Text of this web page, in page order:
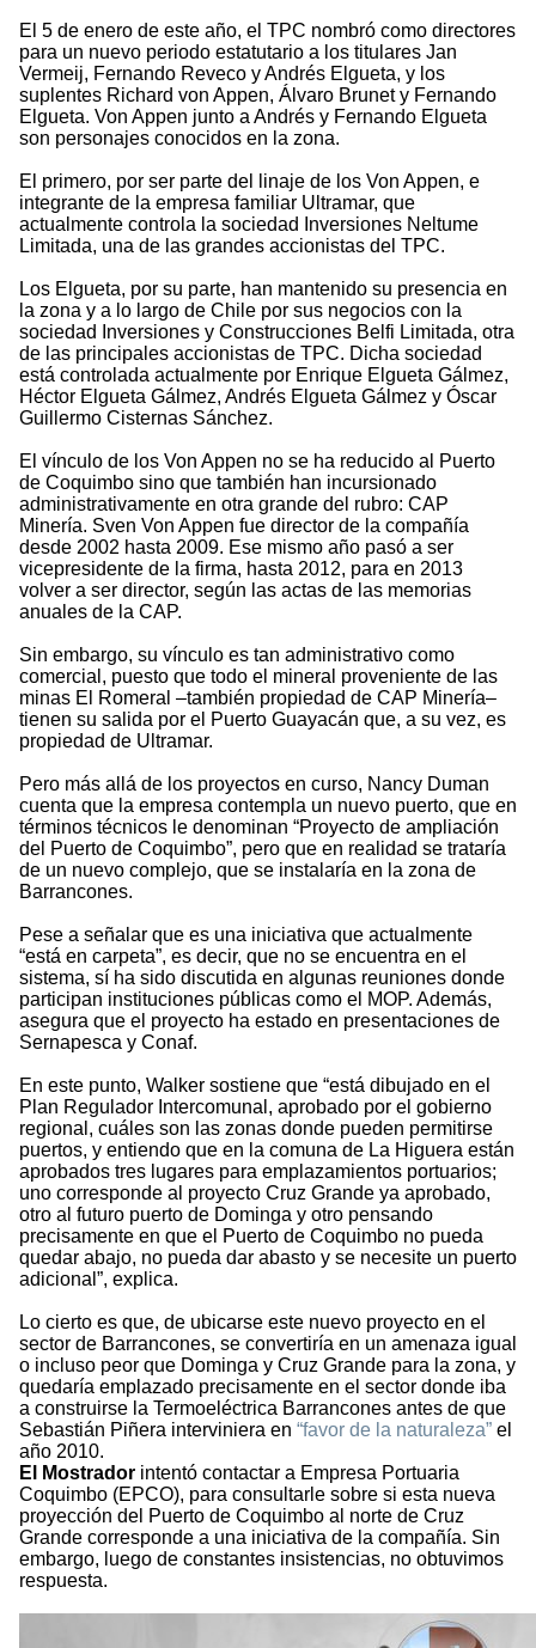
El 5 de enero de este año, el TPC nombró como directores
para un nuevo periodo estatutario a los titulares Jan
Vermeij, Fernando Reveco y Andrés Elgueta, y los
suplentes Richard von Appen, Álvaro Brunet y Fernando
Elgueta. Von Appen junto a Andrés y Fernando Elgueta
son personajes conocidos en la zona.
El primero, por ser parte del linaje de los Von Appen, e
integrante de la empresa familiar Ultramar, que
actualmente controla la sociedad Inversiones Neltume
Limitada, una de las grandes accionistas del TPC.
Los Elgueta, por su parte, han mantenido su presencia en
la zona y a lo largo de Chile por sus negocios con la
sociedad Inversiones y Construcciones Belfi Limitada, otra
de las principales accionistas de TPC. Dicha sociedad
está controlada actualmente por Enrique Elgueta Gálmez,
Héctor Elgueta Gálmez, Andrés Elgueta Gálmez y Óscar
Guillermo Cisternas Sánchez.
El vínculo de los Von Appen no se ha reducido al Puerto
de Coquimbo sino que también han incursionado
administrativamente en otra grande del rubro: CAP
Minería. Sven Von Appen fue director de la compañía
desde 2002 hasta 2009. Ese mismo año pasó a ser
vicepresidente de la firma, hasta 2012, para en 2013
volver a ser director, según las actas de las memorias
anuales de la CAP.
Sin embargo, su vínculo es tan administrativo como
comercial, puesto que todo el mineral proveniente de las
minas El Romeral –también propiedad de CAP Minería–
tienen su salida por el Puerto Guayacán que, a su vez, es
propiedad de Ultramar.
Pero más allá de los proyectos en curso, Nancy Duman
cuenta que la empresa contempla un nuevo puerto, que en
términos técnicos le denominan “Proyecto de ampliación
del Puerto de Coquimbo”, pero que en realidad se trataría
de un nuevo complejo, que se instalaría en la zona de
Barrancones.
Pese a señalar que es una iniciativa que actualmente
“está en carpeta”, es decir, que no se encuentra en el
sistema, sí ha sido discutida en algunas reuniones donde
participan instituciones públicas como el MOP. Además,
asegura que el proyecto ha estado en presentaciones de
Sernapesca y Conaf.
En este punto, Walker sostiene que “está dibujado en el
Plan Regulador Intercomunal, aprobado por el gobierno
regional, cuáles son las zonas donde pueden permitirse
puertos, y entiendo que en la comuna de La Higuera están
aprobados tres lugares para emplazamientos portuarios;
uno corresponde al proyecto Cruz Grande ya aprobado,
otro al futuro puerto de Dominga y otro pensando
precisamente en que el Puerto de Coquimbo no pueda
quedar abajo, no pueda dar abasto y se necesite un puerto
adicional”, explica.
Lo cierto es que, de ubicarse este nuevo proyecto en el
sector de Barrancones, se convertiría en un amenaza igual
o incluso peor que Dominga y Cruz Grande para la zona, y
quedaría emplazado precisamente en el sector donde iba
a construirse la Termoeléctrica Barrancones antes de que
Sebastián Piñera interviniera en “favor de la naturaleza” el
año 2010.
El Mostrador intentó contactar a Empresa Portuaria
Coquimbo (EPCO), para consultarle sobre si esta nueva
proyección del Puerto de Coquimbo al norte de Cruz
Grande corresponde a una iniciativa de la compañía. Sin
embargo, luego de constantes insistencias, no obtuvimos
respuesta.